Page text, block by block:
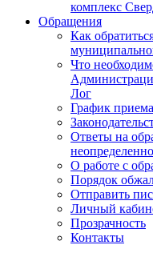
комплекс
Обращения
Как
Что
Лог
График
Ответы на
О работе с
Порядок
Отправить
Личный
Прозрачность
Контакты